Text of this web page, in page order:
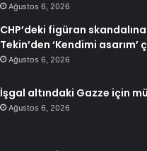
Ağustos 6, 2026
CHP’deki figüran
Tekin’den ‘Kendimi asarım’
Ağustos 6, 2026
İşgal altındaki Gazze için
Ağustos 6, 2026